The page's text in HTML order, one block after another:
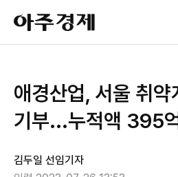
아
주
경
애경산업, 서울 취
기부...누적액 395
김두일 선임기자